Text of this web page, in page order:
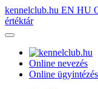
kennelclub.hu EN HU
értéktár
Online nevezés
Online ügyintézés